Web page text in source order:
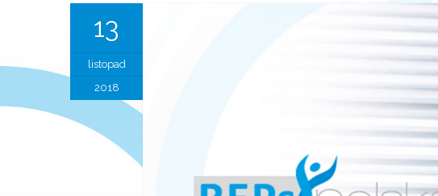
13
listopad
2018